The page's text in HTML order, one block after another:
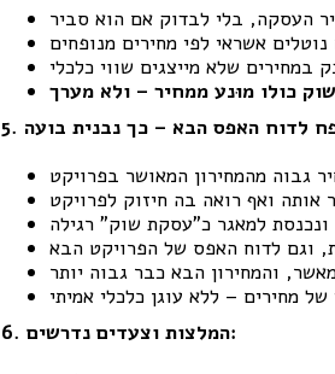
לדוח האפס הבא – כך נבנית בועה
6. המלצות וצעדים נדרשים: